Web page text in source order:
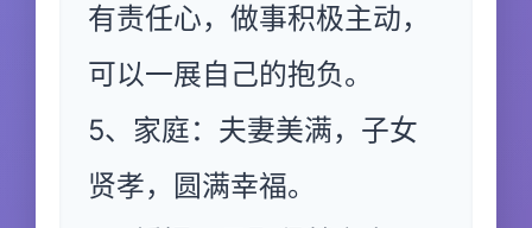
有责任心，做事积极主动，
可以一展自己的抱负。
5、家庭：夫妻美满，子女
贤孝，圆满幸福。